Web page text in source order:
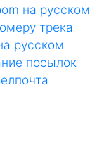
на русском
трека
русском
посылок